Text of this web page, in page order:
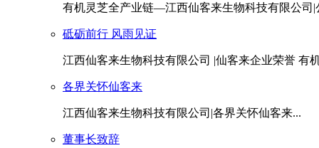
有机灵芝全产业链—江西仙客来生物科技有限公司|
砥砺前行 风雨见证
江西仙客来生物科技有限公司 |仙客来企业荣誉 有
各界关怀仙客来
江西仙客来生物科技有限公司|各界关怀仙客来...
董事长致辞